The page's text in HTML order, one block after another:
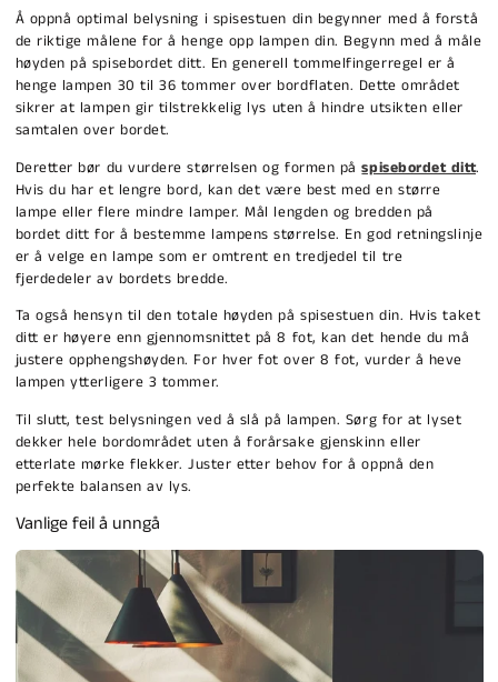
Å oppnå optimal belysning i spisestuen din begynner med å forstå
de riktige målene for å henge opp lampen din. Begynn med å måle
høyden på spisebordet ditt. En generell tommelfingerregel er å
henge lampen 30 til 36 tommer over bordflaten. Dette området
sikrer at lampen gir tilstrekkelig lys uten å hindre utsikten eller
samtalen over bordet.
Deretter bør du vurdere størrelsen og formen påspisebordet ditt.
Hvis du har et lengre bord, kan det være best med en større
lampe eller flere mindre lamper. Mål lengden og bredden på
bordet ditt for å bestemme lampens størrelse. En god retningslinje
er å velge en lampe som er omtrent en tredjedel til tre
fjerdedeler av bordets bredde.
Ta også hensyn til den totale høyden på spisestuen din. Hvis taket
ditt er høyere enn gjennomsnittet på 8 fot, kan det hende du må
justere opphengshøyden. For hver fot over 8 fot, vurder å heve
lampen ytterligere 3 tommer.
Til slutt, test belysningen ved å slå på lampen. Sørg for at lyset
dekker hele bordområdet uten å forårsake gjenskinn eller
etterlate mørke flekker. Juster etter behov for å oppnå den
perfekte balansen av lys.
Vanlige feil å unngå